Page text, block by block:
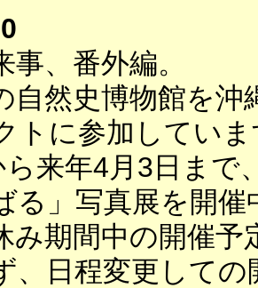
、番外編。
自然史博物館を沖
トに参加してい
来年4月3日まで
る」写真展を開催
み期間中の開催
、日程変更して